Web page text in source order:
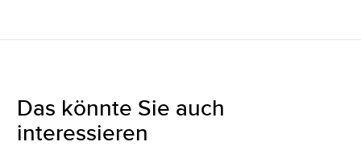
Das könnte Sie auch
interessieren